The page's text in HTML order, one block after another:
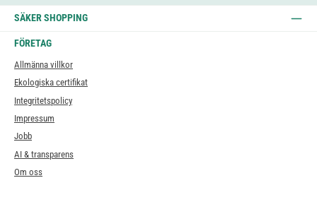
SÄKER SHOPPING
FÖRETAG
Allmänna villkor
Ekologiska certifikat
Integritetspolicy
Impressum
Jobb
AI & transparens
Om oss